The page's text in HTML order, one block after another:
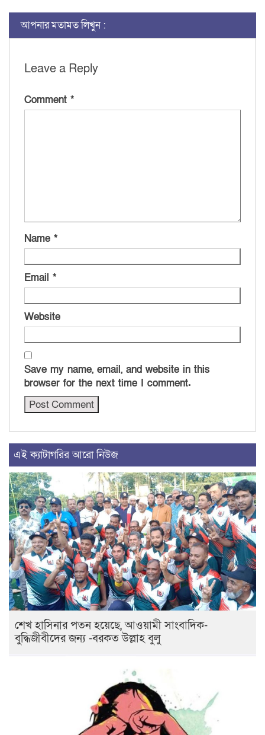
আপনার মতামত লিখুন :
Leave a Reply
Comment *
Name *
Email *
Website
Save my name, email, and website in this
browser for the next time I comment.
এই ক্যাটাগরির আরো নিউজ
শেখ হাসিনার পতন হয়েছে, আওয়ামী সাংবাদিক-
বুদ্ধিজীবীদের জন্য -বরকত উল্লাহ বুলু